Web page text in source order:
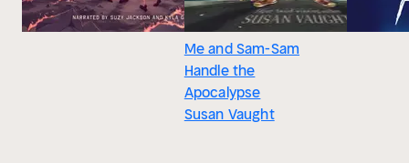
Me and Sam-Sam
Handle the
Apocalypse
Susan Vaught